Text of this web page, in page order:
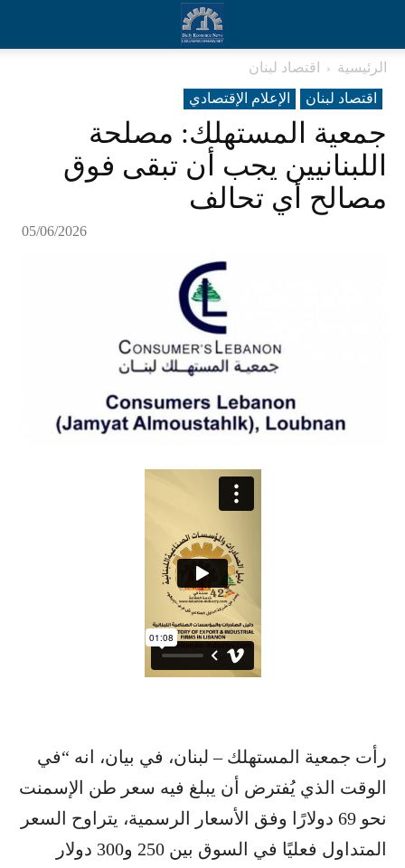
الرئيسية
اقتصاد لبنان
اقتصاد لبنان
الإعلام الإقتصادي
جمعية المستهلك: مصلحة
اللبنانيين يجب أن تبقى فوق
مصالح أي تحالف
05/06/2026
رأت جمعية المستهلك – لبنان، في بيان، انه “في
الوقت الذي يُفترض أن يبلغ فيه سعر طن الإسمنت
نحو 69 دولارًا وفق الأسعار الرسمية، يتراوح السعر
المتداول فعليًا في السوق بين 250 و300 دولار